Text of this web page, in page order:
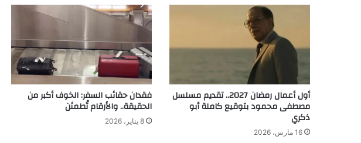
أول أعمال رمضان 2027.. تقديم مسلسل
مصطفى محمود بتوقيع كاملة أبو
ذكري
16 مارس، 2026
فقدان حقائب السفر: الخوف أكبر من
الحقيقة.. والأرقام تُطمئن
8 يناير، 2026